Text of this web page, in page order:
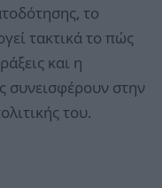
το
τακτικά το πώς
και η
συνεισφέρουν στην
του.